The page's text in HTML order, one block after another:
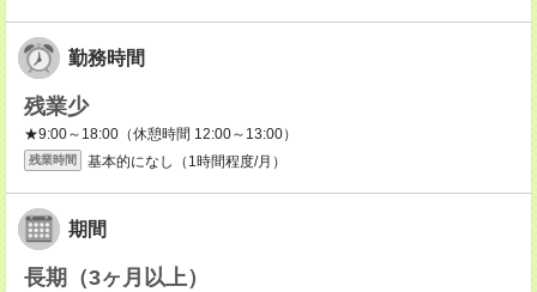
勤務時間
残業少
★9:00～18:00（休憩時間 12:00～13:00）
残業時間 基本的になし（1時間程度/月）
期間
長期（3ヶ月以上）